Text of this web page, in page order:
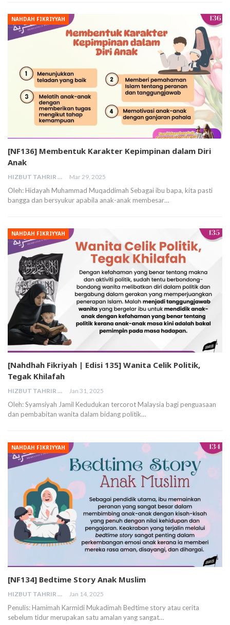
NAHDAH FIKRIYYAH
[NF136] Membentuk Karakter Kepimpinan dalam Diri
Anak
HIZBUT TAHRIR MALAYSIA Mar 29, 2025
Oleh: Hidayah Muhammad Muqaddimah Sebagai ibu bapa, kita pasti
bangga dan bersyukur apabila anak-anak membesar…
NAHDAH FIKRIYYAH
[Nahdhah Fikriyah | Edisi 135] Wanita Celik Politik,
Tegak Khilafah
HIZBUT TAHRIR MALAYSIA Jan 31, 2025
Oleh: Syamsiyah Jamil Kedudukan tercorot Malaysia bagi penguasaan
dan pembabitan wanita dalam bidang politik…
NAHDAH FIKRIYYAH
[NF134] Bedtime Story Anak Muslim
HIZBUT TAHRIR MALAYSIA Jan 14, 2025
Penulis: Hamimah Karmidi Mukadimah Bedtime story atau cerita
sebelum tidur merupakan satu amalan yang sangat…